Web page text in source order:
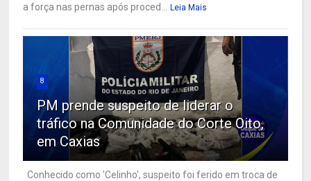
a força nas pernas após proced...
Leia Mais
8
PM prende suspeito de liderar o
tráfico na Comunidade do Corte Oito,
em Caxias
Conhecido como 'Celinho', suspeito foi ferido em troca de